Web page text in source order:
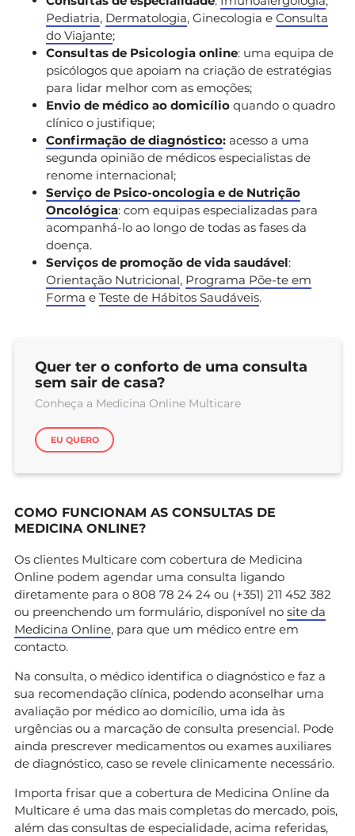
Pediatria, Dermatologia, Ginecologia e Consulta
do Viajante;
Consultas de Psicologia online: uma equipa de
psicólogos que apoiam na criação de estratégias
para lidar melhor com as emoções;
Envio de médico ao domicílio quando o quadro
clínico o justifique;
Confirmação de diagnóstico: acesso a uma
segunda opinião de médicos especialistas de
renome internacional;
Serviço de Psico-oncologia e de Nutrição
Oncológica: com equipas especializadas para
acompanhá-lo ao longo de todas as fases da
doença.
Serviços de promoção de vida saudável:
Orientação Nutricional, Programa Põe-te em
Forma e Teste de Hábitos Saudáveis.
Quer ter o conforto de uma consulta
sem sair de casa?
Conheça a Medicina Online Multicare
EU QUERO
COMO FUNCIONAM AS CONSULTAS DE
MEDICINA ONLINE?
Os clientes Multicare com cobertura de Medicina
Online podem agendar uma consulta ligando
diretamente para o 808 78 24 24 ou (+351) 211 452 382
ou preenchendo um formulário, disponível no site da
Medicina Online, para que um médico entre em
contacto.
Na consulta, o médico identifica o diagnóstico e faz a
sua recomendação clínica, podendo aconselhar uma
avaliação por médico ao domicílio, uma ida às
urgências ou a marcação de consulta presencial. Pode
ainda prescrever medicamentos ou exames auxiliares
de diagnóstico, caso se revele clinicamente necessário.
Importa frisar que a cobertura de Medicina Online da
Multicare é uma das mais completas do mercado, pois,
além das consultas de especialidade, acima referidas,